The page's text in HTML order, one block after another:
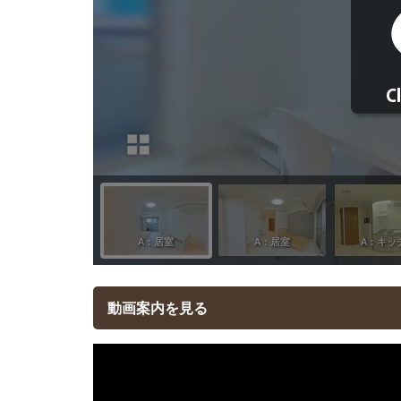
動画案内を見る